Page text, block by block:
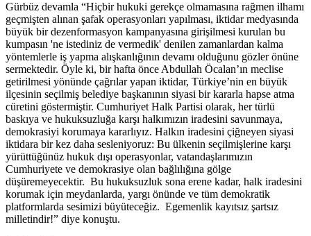
Gürbüz devamla “Hiçbir hukuki gerekçe olmamasına rağmen ilhamı
geçmişten alınan şafak operasyonları yapılması, iktidar medyasında
büyük bir dezenformasyon kampanyasına girişilmesi kurulan bu
kumpasın 'ne istediniz de vermedik' denilen zamanlardan kalma
yöntemlerle iş yapma alışkanlığının devamı olduğunu gözler önüne
sermektedir. Öyle ki, bir hafta önce Abdullah Öcalan’ın meclise
getirilmesi yönünde çağrılar yapan iktidar, Türkiye’nin en büyük
ilçesinin seçilmiş belediye başkanının siyasi bir kararla hapse atma
cüretini göstermiştir. Cumhuriyet Halk Partisi olarak, her türlü
baskıya ve hukuksuzluğa karşı halkımızın iradesini savunmaya,
demokrasiyi korumaya kararlıyız. Halkın iradesini çiğneyen siyasi
iktidara bir kez daha sesleniyoruz: Bu ülkenin seçilmişlerine karşı
yürüttüğünüz hukuk dışı operasyonlar, vatandaşlarımızın
Cumhuriyete ve demokrasiye olan bağlılığına gölge
düşüremeyecektir. Bu hukuksuzluk sona erene kadar, halk iradesini
korumak için meydanlarda, yargı önünde ve tüm demokratik
platformlarda sesimizi büyüteceğiz. Egemenlik kayıtsız şartsız
milletindir!” diye konuştu.